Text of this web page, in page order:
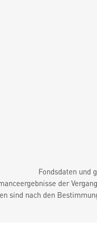
Fondsdaten und
der
sind nach den